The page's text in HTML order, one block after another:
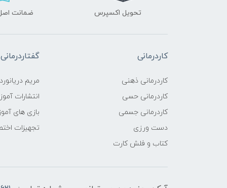
تحویل اکسپرس ضمانت
کاردرمانی
کاردرمانی ذهنی
کاردرمانی حسی
کاردرمانی جسمی
دست ورزی
کتاب و فلش کارت
گفتاردرمانی
مریم دریانورد
انتشارات
بازی های
تجهیزات